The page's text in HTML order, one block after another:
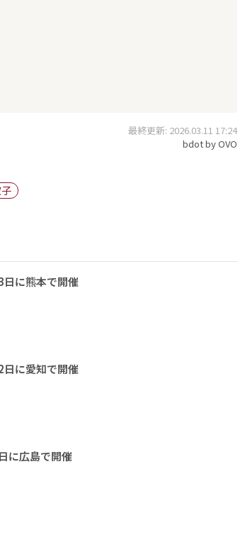
最終更新: 2026.03.11 17:24
bdot by OVO
に熊本で開催
に愛知で開催
に広島で開催